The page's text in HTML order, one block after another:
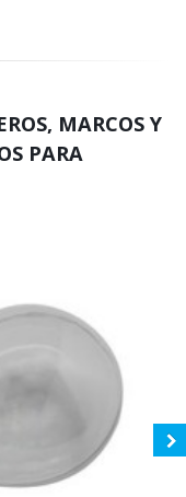
MARCOS Y
PARA